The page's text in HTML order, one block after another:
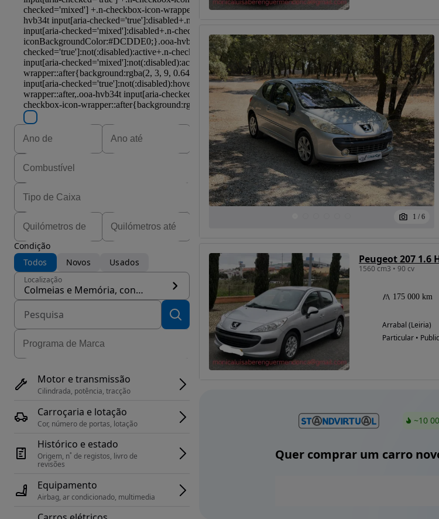
Possibilidade de
financiamento
Condição
Todos
Novos Usados
Localização
Colmeias e Memória, concelho Leiria
Motor e transmissão
Cilindrada, potência, tracção
Carroçaria e lotação
Cor, número de portas, lotação
Histórico e estado
Origem, n˚ de registos, livro de
revisões
Equipamento
Airbag, ar condicionado, multimedia
1 / 6
Peugeot 207 1.6
1560 cm3 • 90 cv
175 000 km
Arrabal (Leiria)
Particular •
~10
Quer comprar um carro